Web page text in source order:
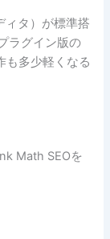
ィタ）が標準搭
ラグイン版の
も多少軽くなる
Math SEOを